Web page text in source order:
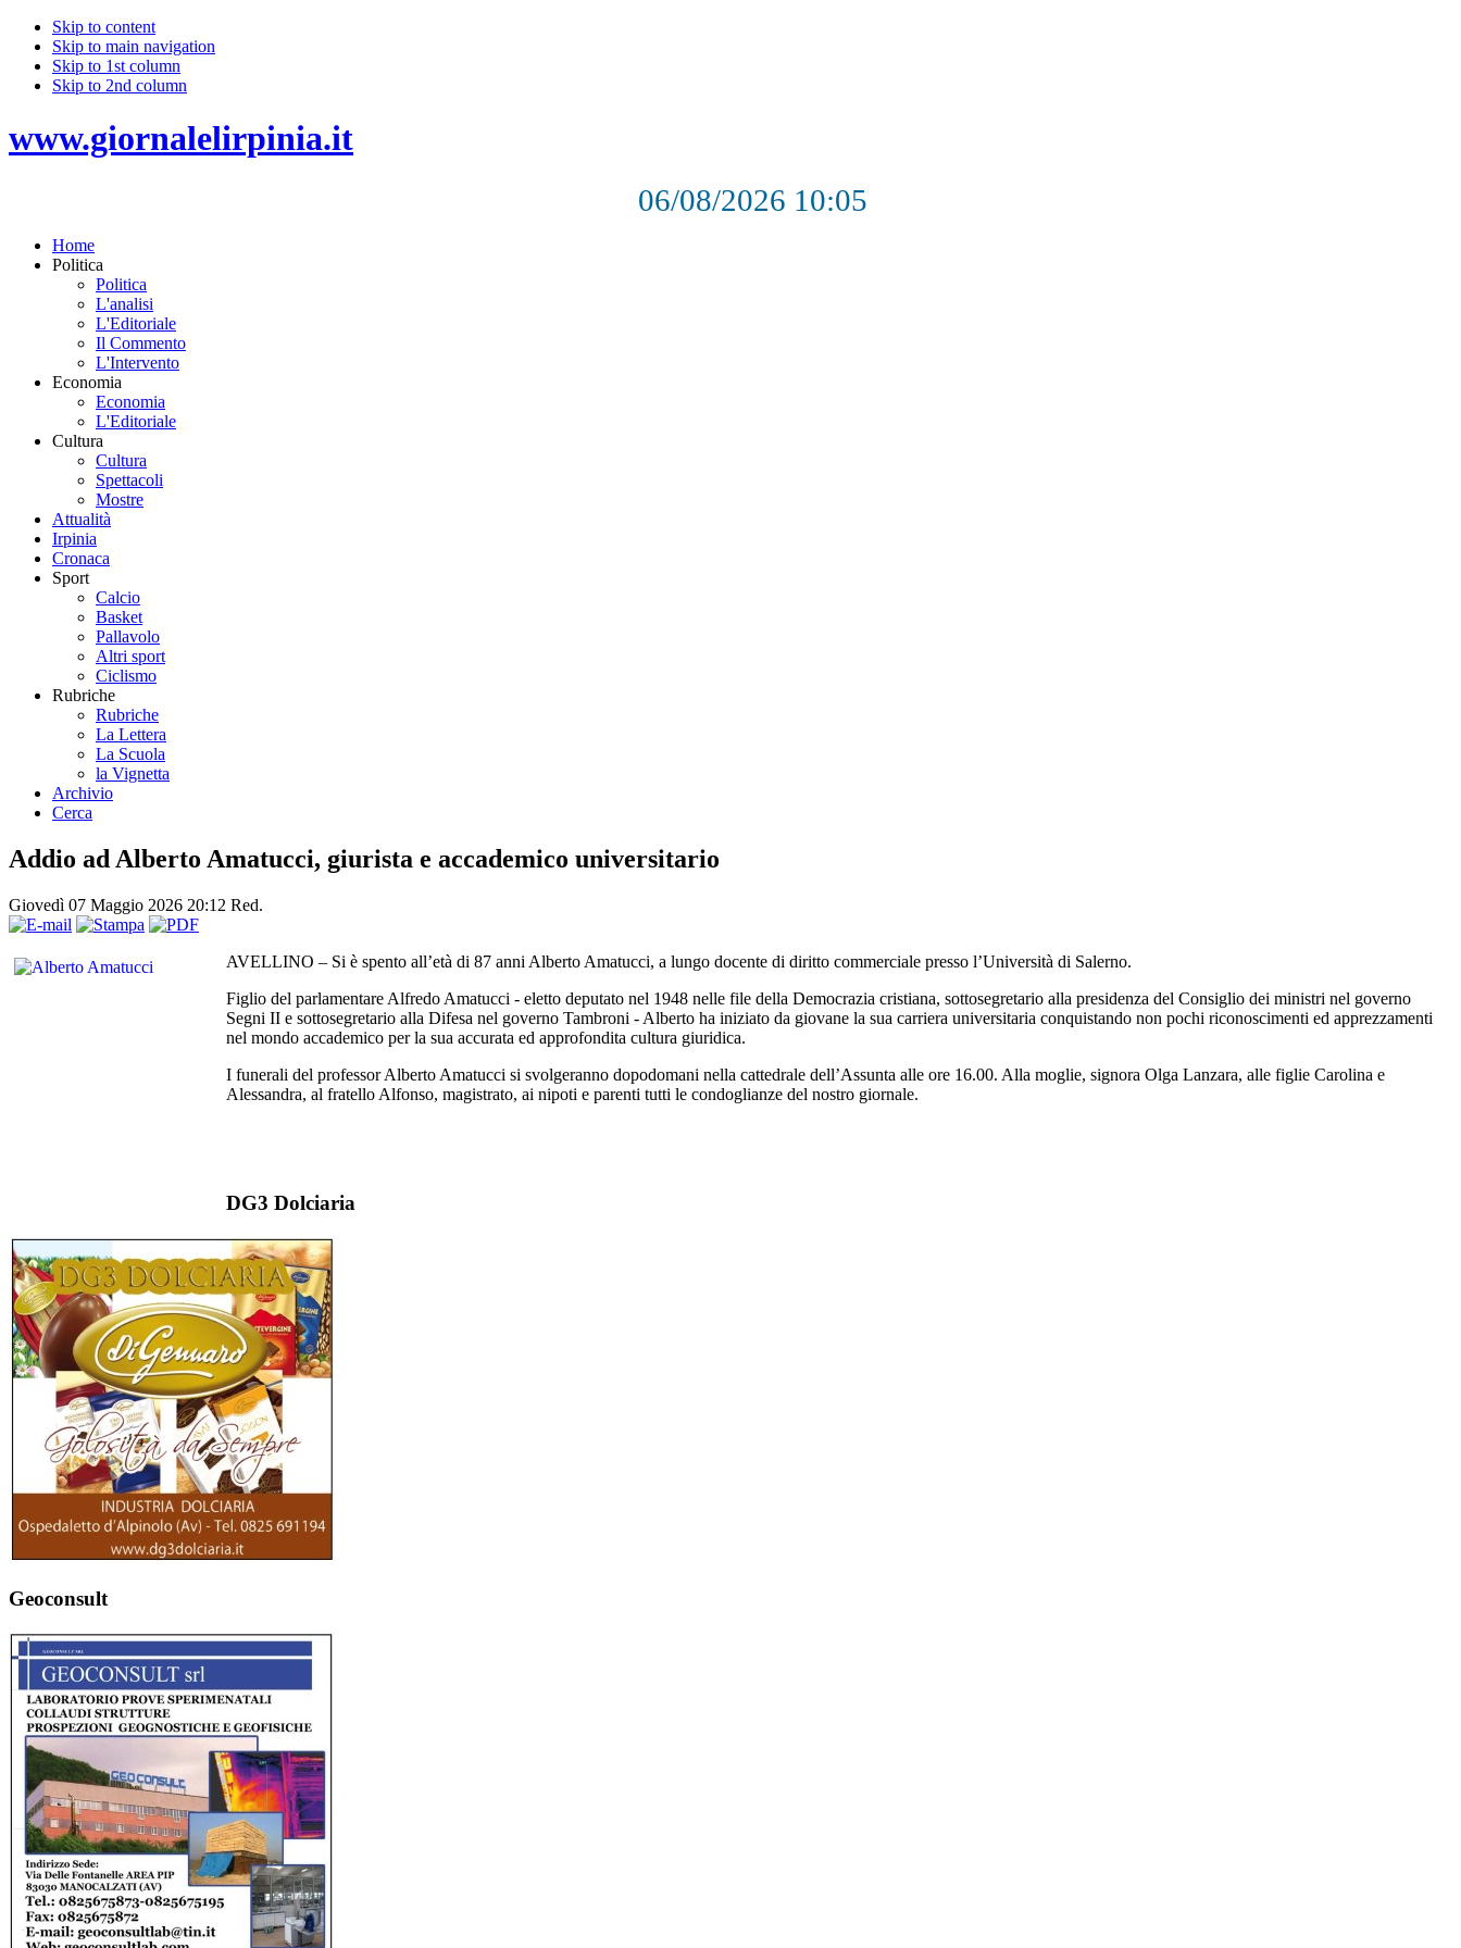
Skip to content
Skip to main navigation
Skip to 1st column
Skip to 2nd column
www.giornalelirpinia.it
06/08/2026 10:05
Home
Politica
Politica
L'analisi
L'Editoriale
Il Commento
L'Intervento
Economia
Economia
L'Editoriale
Cultura
Cultura
Spettacoli
Mostre
Attualità
Irpinia
Cronaca
Sport
Calcio
Basket
Pallavolo
Altri sport
Ciclismo
Rubriche
Rubriche
La Lettera
La Scuola
la Vignetta
Archivio
Cerca
Addio ad Alberto Amatucci, giurista e accademico universitario
Giovedì 07 Maggio 2026 20:12 Red.
AVELLINO – Si è spento all’età di 87 anni Alberto Amatucci, a lungo docente di diritto commerciale presso l’Università di Salerno.
Figlio del parlamentare Alfredo Amatucci - eletto deputato nel 1948 nelle file della Democrazia cristiana, sottosegretario alla presidenza del Consiglio dei ministri nel governo
Segni II e sottosegretario alla Difesa nel governo Tambroni - Alberto ha iniziato da giovane la sua carriera universitaria conquistando non pochi riconoscimenti ed apprezzamenti
nel mondo accademico per la sua accurata ed approfondita cultura giuridica.
I funerali del professor Alberto Amatucci si svolgeranno dopodomani nella cattedrale dell’Assunta alle ore 16.00. Alla moglie, signora Olga Lanzara, alle figlie Carolina e
Alessandra, al fratello Alfonso, magistrato, ai nipoti e parenti tutti le condoglianze del nostro giornale.
DG3 Dolciaria
Geoconsult